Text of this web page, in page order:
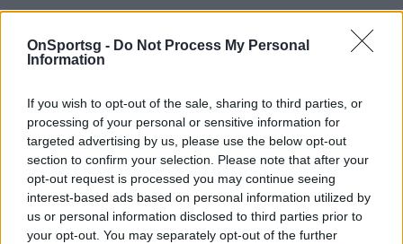
OnSportsg - Do Not Process My Personal
Information
If you wish to opt-out of the sale, sharing to third parties, or
processing of your personal or sensitive information for
targeted advertising by us, please use the below opt-out
section to confirm your selection. Please note that after your
opt-out request is processed you may continue seeing
interest-based ads based on personal information utilized by
us or personal information disclosed to third parties prior to
your opt-out. You may separately opt-out of the further